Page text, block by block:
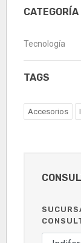
CATEGORÍA
Tecnología
TAGS
Accesorios